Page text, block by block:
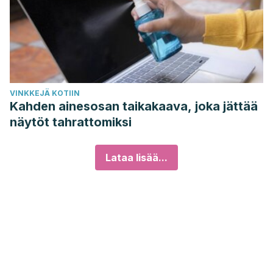
VINKKEJÄ KOTIIN
Kahden ainesosan taikakaava, joka jättää
näytöt tahrattomiksi
Lataa lisää...